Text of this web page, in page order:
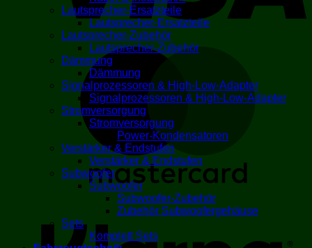
Lautsprecher-Ersatzteile
Lautsprecher-Ersatzteile
Lautsprecher-Zubehör
Lautsprecher-Zubehör
Dämmung
Dämmung
Signalprozessoren & High-Low-Adapter
Signalprozessoren & High-Low-Adapter
Stromversorgung
Stromversorgung
Power-Kondensatoren
Verstärker & Endstufen
Verstärker & Endstufen
Subwoofer
Subwoofer
Subwoofer-Zubehör
Zubehör Subwoofergehäuse
Sets
Komplett Sets